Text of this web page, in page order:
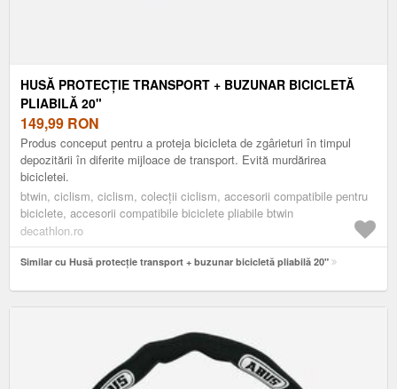
HUSĂ PROTECȚIE TRANSPORT + BUZUNAR BICICLETĂ
PLIABILĂ 20"
149,99 RON
Produs conceput pentru a proteja bicicleta de zgârieturi în timpul
depozitării în diferite mijloace de transport. Evită murdărirea
bicicletei.
btwin, ciclism, ciclism, colecții ciclism, accesorii compatibile pentru
biciclete, accesorii compatibile biciclete pliabile btwin
decathlon.ro
Similar cu Husă protecție transport + buzunar bicicletă pliabilă 20"